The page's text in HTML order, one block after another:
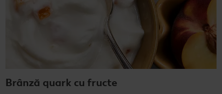
Brânză quark cu fructe